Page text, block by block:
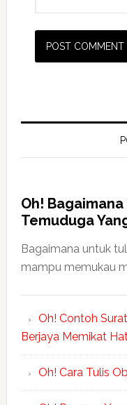
Oh!
Temuduga
Bagaimana untuk
mampu memukau
Oh! Contoh
Berjaya Memikat
Oh! Cara Tulis